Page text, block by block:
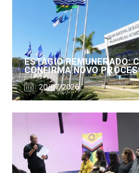
ESTÁGIO REMUNERADO:
CONFIRMA NOVO
20/07/2026